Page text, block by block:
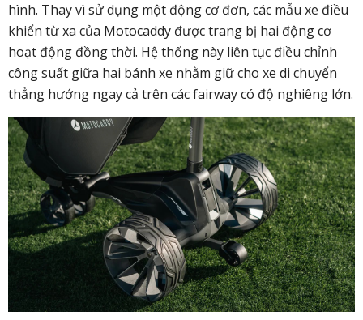
hình. Thay vì sử dụng một động cơ đơn, các mẫu xe điều
khiển từ xa của Motocaddy được trang bị hai động cơ
hoạt động đồng thời. Hệ thống này liên tục điều chỉnh
công suất giữa hai bánh xe nhằm giữ cho xe di chuyển
thẳng hướng ngay cả trên các fairway có độ nghiêng lớn.